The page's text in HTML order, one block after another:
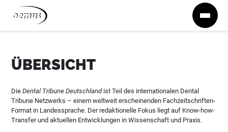
Zum Inhalt springen
ÜBERSICHT
DieDental Tribune Deutschlandist Teil des internationalen Dental
Tribune Netzwerks – einem weltweit erscheinenden Fachzeitschriften-
Format in Landessprache. Der redaktionelle Fokus liegt auf Know-how-
Transfer und aktuellen Entwicklungen in Wissenschaft und Praxis.